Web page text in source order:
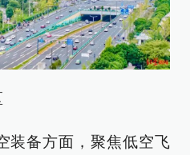
装备方面，聚焦低空飞